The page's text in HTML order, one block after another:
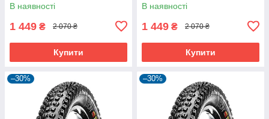
В наявності
1 449 ₴ 2 070 ₴
Купити
В наявності
1 449 ₴ 2 070 ₴
Купити
–30% –30%